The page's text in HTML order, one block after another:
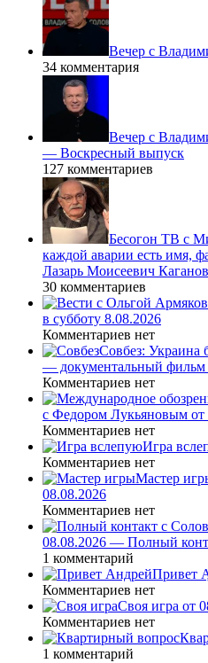
Вечер с
34 комментария
Вечер с
— Воскресный выпуск
127 комментариев
Бесогон ТВ с
каждой аварии есть имя,
Лазарь Моисеевич
30 комментариев
в субботу 8.08.2026
Комментариев нет
Совбез: Украина
— документальный фильм
Комментариев нет
с Федором Лукьяновым от
Комментариев нет
Игра
Комментариев нет
Мастер
08.08.2026
Комментариев нет
08.08.2026 — Полный
1 комментарий
Привет
Комментариев нет
Своя игра от
Комментариев нет
1 комментарий